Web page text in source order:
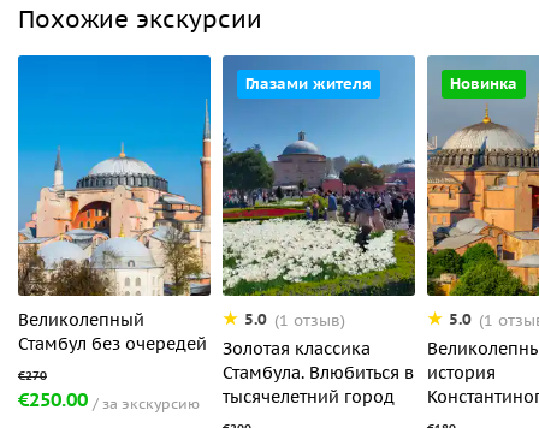
Похожие экскурсии
Великолепный
Стамбул без очередей
€250.00 за экскурсию
Глазами жителя
5.0 (1 отзыв)
Золотая классика
Стамбула. Влюбиться в
тысячелетний город
Новинка
5.0 (1
история